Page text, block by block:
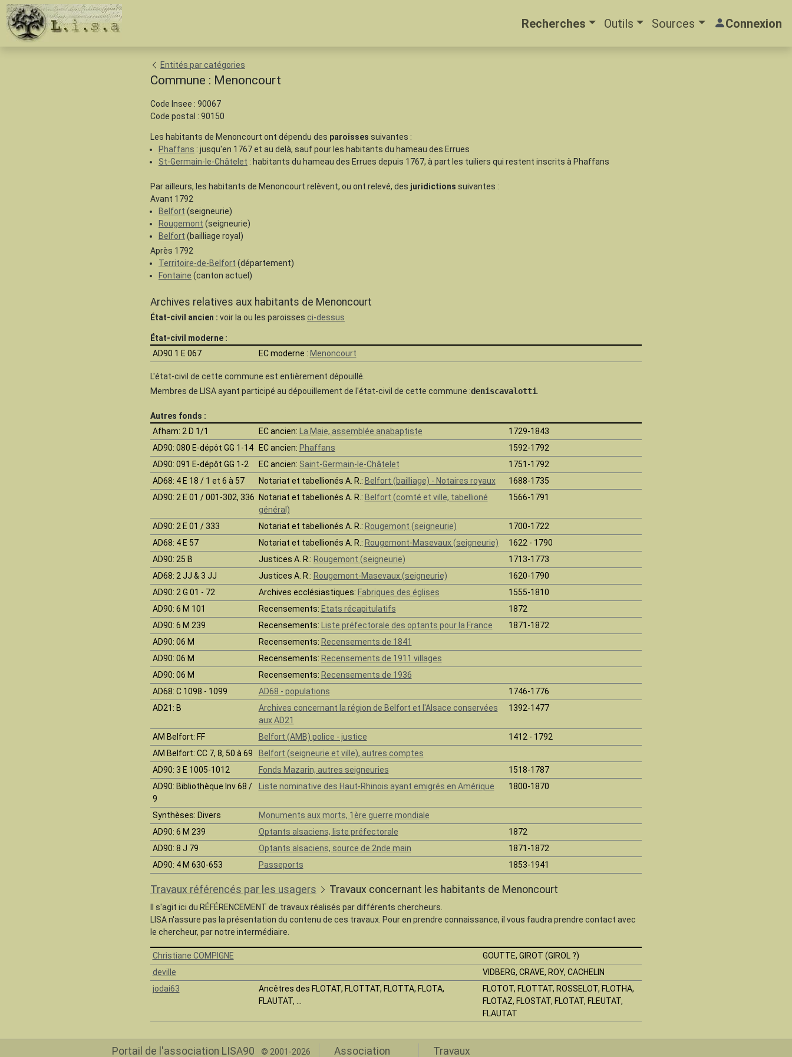
Recherches Outils Sources Connexion
Entités par catégories
Commune : Menoncourt
Code Insee : 90067
Code postal : 90150
Les habitants de Menoncourt ont dépendu des paroisses suivantes :
Phaffans : jusqu'en 1767 et au delà, sauf pour les habitants du hameau des Errues
St-Germain-le-Châtelet : habitants du hameau des Errues depuis 1767, à part les tuiliers qui restent inscrits à Phaffans
Par ailleurs, les habitants de Menoncourt relèvent, ou ont relevé, des juridictions suivantes :
Avant 1792
Belfort (seigneurie)
Rougemont (seigneurie)
Belfort (bailliage royal)
Après 1792
Territoire-de-Belfort (département)
Fontaine (canton actuel)
Archives relatives aux habitants de Menoncourt
État-civil ancien : voir la ou les paroisses ci-dessus
État-civil moderne :
AD90 1 E 067
EC moderne : Menoncourt
L'état-civil de cette commune est entièrement dépouillé.
Membres de LISA ayant participé au dépouillement de l'état-civil de cette commune :deniscavalotti
Autres fonds :
Afham: 2 D 1/1 EC ancien: La Maie, assemblée anabaptiste
1729-1843
AD90: 080 E-dépôt GG 1-14 EC ancien: Phaffans
1592-1792
AD90: 091 E-dépôt GG 1-2 EC ancien: Saint-Germain-le-Châtelet
1751-1792
AD68: 4 E 18 / 1 et 6 à 57 Notariat et tabellionés A. R.: Belfort (bailliage) - Notaires royaux
1688-1735
AD90: 2 E 01 / 001-302, 336 Notariat et tabellionés A. R.: Belfort (comté et ville, tabellioné
général)
1566-1791
AD90: 2 E 01 / 333 Notariat et tabellionés A. R.: Rougemont (seigneurie)
1700-1722
AD68: 4 E 57 Notariat et tabellionés A. R.: Rougemont-Masevaux (seigneurie)
1622 - 1790
AD90: 25 B Justices A. R.: Rougemont (seigneurie)
1713-1773
AD68: 2 JJ & 3 JJ Justices A. R.: Rougemont-Masevaux (seigneurie)
1620-1790
AD90: 2 G 01 - 72 Archives ecclésiastiques: Fabriques des églises
1555-1810
AD90: 6 M 101 Recensements: Etats récapitulatifs
1872
AD90: 6 M 239 Recensements: Liste préfectorale des optants pour la France
1871-1872
AD90: 06 M Recensements: Recensements de 1841
AD90: 06 M Recensements: Recensements de 1911 villages
AD90: 06 M Recensements: Recensements de 1936
AD68: C 1098 - 1099 AD68 - populations
1746-1776
AD21 : B
Archives concernant la région de Belfort et l'Alsace conservées
aux AD21
1392-1477
AM Belfort: FF Belfort (AMB) police - justice
1412 - 1792
AM Belfort: CC 7, 8, 50 à 69
Belfort (seigneurie et ville), autres comptes
AD90: 3 E 1005-1012 Fonds Mazarin, autres seigneuries
1518-1787
AD90: Bibliothèque Inv 68 /
9
Liste nominative des Haut-Rhinois ayant emigrés en Amérique 1800-1870
Synthèses: Divers
Monuments aux morts, 1ère guerre mondiale
AD90: 6 M 239 Optants alsaciens, liste préfectorale
1872
AD90: 8 J 79 Optants alsaciens, source de 2nde main
1871-1872
AD90: 4 M 630-653 Passeports 1853-1941
Travaux référencés par les usagers Travaux concernant les habitants de Menoncourt
Il s'agit ici du RÉFÉRENCEMENT de travaux réalisés par différents chercheurs.
LISA n'assure pas la présentation du contenu de ces travaux. Pour en prendre connaissance, il vous faudra prendre contact avec
le chercheur, par notre intermédiaire.
Christiane COMPIGNE
GOUTTE, GIROT (GIROL ?)
deville
VIDBERG, CRAVE, ROY, CACHELIN
jodai63
Ancêtres des FLOTAT, FLOTTAT, FLOTTA, FLOTA,
FLAUTAT, ...
FLOTOT, FLOTTAT, ROSSELOT, FLOTHA,
FLOTAZ, FLOSTAT, FLOTAT, FLEUTAT,
FLAUTAT
Portail de l'association LISA90 © 2001-2026 Association Travaux